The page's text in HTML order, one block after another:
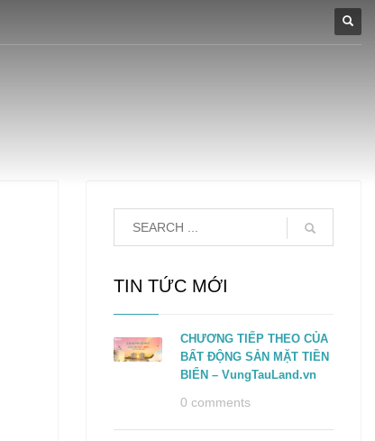
TIN TỨC MỚI
CHƯƠNG TIẾP THEO CỦA
BẤT ĐỘNG SẢN MẶT TIỀN
BIỂN – VungTauLand.vn
0 comments